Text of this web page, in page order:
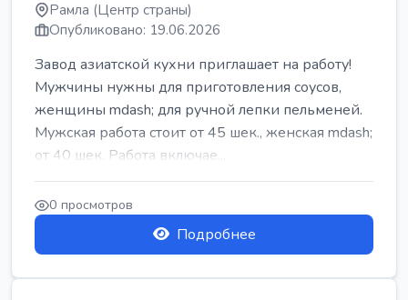
Рамла (Центр страны)
Опубликовано: 19.06.2026
Завод азиатской кухни приглашает на работу!
Мужчины нужны для приготовления соусов,
женщины mdash; для ручной лепки пельменей.
Мужская работа стоит от 45 шек., женская mdash;
от 40 шек. Работа включае...
0 просмотров
Подробнее